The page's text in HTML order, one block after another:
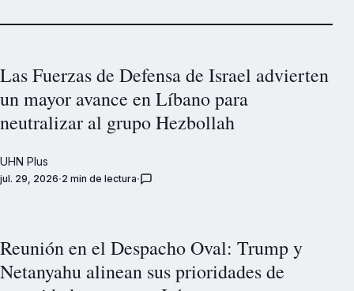
Las Fuerzas de Defensa de Israel advierten
un mayor avance en Líbano para
neutralizar al grupo Hezbollah
UHN Plus
jul. 29, 2026 2 min de lectura
Reunión en el Despacho Oval: Trump y
Netanyahu alinean sus prioridades de